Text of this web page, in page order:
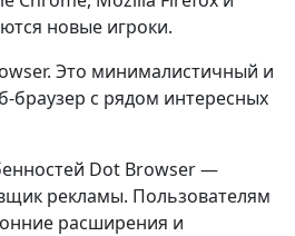
новые игроки.
Это минималистичный и
браузер с рядом интересных
Dot Browser —
рекламы. Пользователям
расширения и